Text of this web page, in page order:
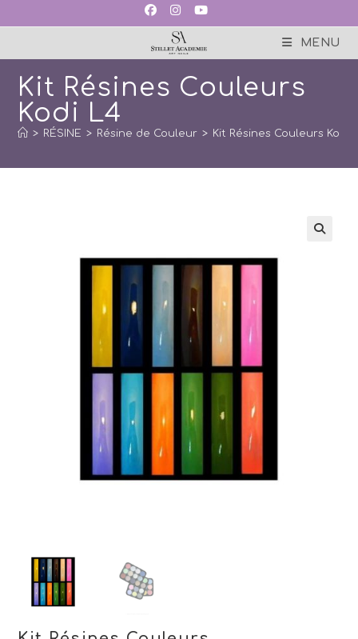
MENU
Kit Résines Couleurs
Kodi L4
> RÉSINE > Résine de Couleur > Kit Résines Couleurs Kodi